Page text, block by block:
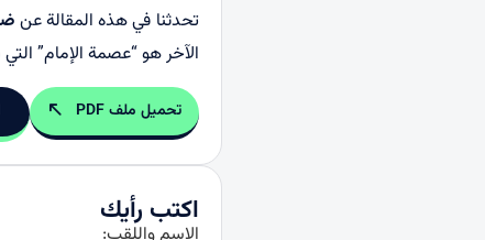
تحدثنا في هذه المقالة عن
الآخر هو “عصمة الإمام”
تحميل ملف PDF
اكتب رأيك